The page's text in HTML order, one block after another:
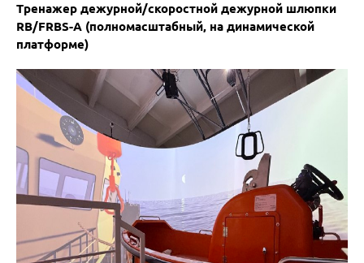
Тренажер дежурной/скоростной дежурной шлюпки
RB/FRBS-A (полномасштабный, на динамической
платформе)